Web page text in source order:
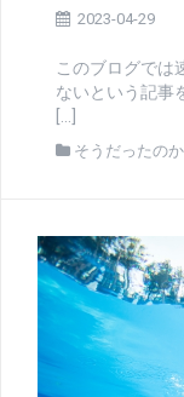
2023-04-29
このブログでは
ないという記事
[…]
そうだったの